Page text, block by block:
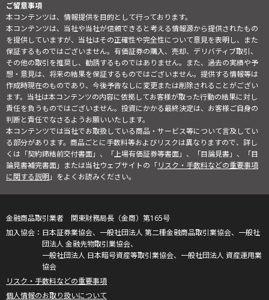
ご留意事項
本コンテンツは、情報提供を目的として行っております。
本コンテンツは、当社や当社が信頼できると考える情報源から提供されたもの
を提供していますが、当社はその正確性や完全性について意見を表明し、また
保証するものではございません。有価証券の購入、売却、デリバティブ取引、
その他の取引を推奨し、勧誘するものではありません。また、過去の実績や予
想・意見は、将来の結果を保証するものではございません。提供する情報等は
作成時現在のものであり、今後予告なしに変更または削除されることがござい
ます。当社は本コンテンツの内容に依拠してお客様が取った行動の結果に対し
責任を負うものではございません。投資にかかる最終決定は、お客様ご自身の
判断と責任でなさるようお願いいたします。
本コンテンツでは当社でお取扱している商品・サービス等について言及してい
る部分があります。商品ごとに手数料等およびリスクは異なりますので、詳し
くは「契約締結前交付書面」、「上場有価証券等書面」、「目論見書」、「目
論見書補完書面」または当社ウェブサイトの「リスク・手数料などの重要事項
に関する説明」をよくお読みください。
金融商品取引業者 関東財務局長（金商）第165号
日本証券業協会、一般社団法人 第二種金融商品取引業協会、一般社
団法人 金融先物取引業協会、
一般社団法人 日本暗号資産等取引業協会、一般社団法人 資産運用業
協会
リスク・手数料などの重要事項
個人情報のお取り扱いについて